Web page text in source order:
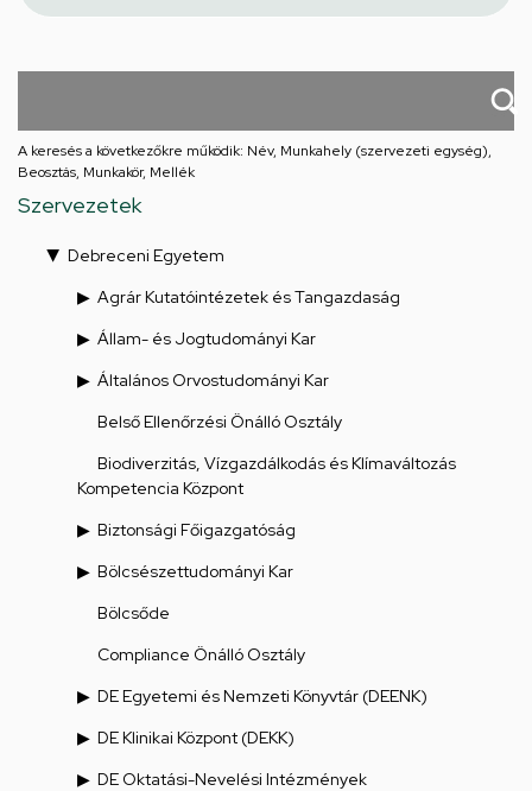
A keresés a következőkre működik: Név, Munkahely (szervezeti egység),
Beosztás, Munkakör, Mellék
Szervezetek
Debreceni Egyetem
Agrár Kutatóintézetek és Tangazdaság
Állam- és Jogtudományi Kar
Általános Orvostudományi Kar
Belső Ellenőrzési Önálló Osztály
Biodiverzitás, Vízgazdálkodás és Klímaváltozás
Kompetencia Központ
Biztonsági Főigazgatóság
Bölcsészettudományi Kar
Bölcsőde
Compliance Önálló Osztály
DE Egyetemi és Nemzeti Könyvtár (DEENK)
DE Klinikai Központ (DEKK)
DE Oktatási-Nevelési Intézmények